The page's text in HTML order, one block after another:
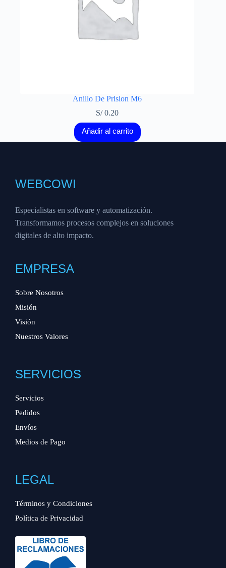
Anillo De Prision M6
S/0.20
Añadir al carrito
WEBCOWI
Especialistas en software y automatización.
Transformamos procesos complejos en soluciones
digitales de alto impacto.
EMPRESA
Sobre Nosotros
Misión
Visión
Nuestros Valores
SERVICIOS
Servicios
Pedidos
Envíos
Medios de Pago
LEGAL
Términos y Condiciones
Política de Privacidad